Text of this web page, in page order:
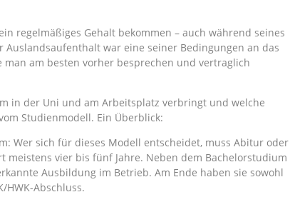
regelmäßiges Gehalt bekommen – auch während seines
Auslandsaufenthalt war eine seiner Bedingungen an das
am besten vorher besprechen und vertraglich
in der Uni und am Arbeitsplatz verbringt und welche
Studienmodell. Ein Überblick:
Wer sich für dieses Modell entscheidet, muss Abitur oder
meistens vier bis fünf Jahre. Neben dem Bachelorstudium
Ausbildung im Betrieb. Am Ende haben sie sowohl
HWK-Abschluss.